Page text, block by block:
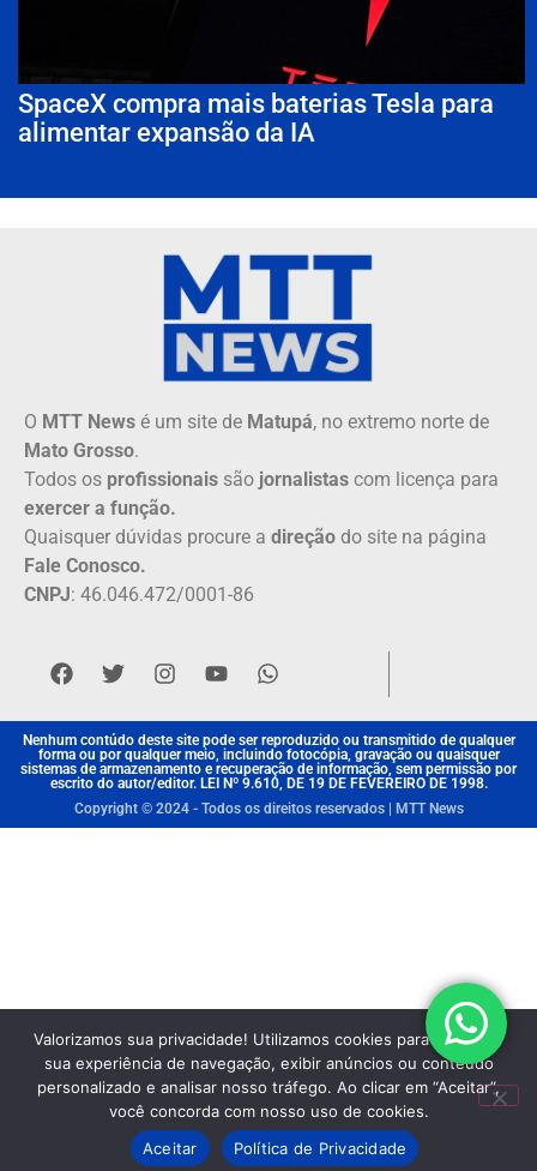
SpaceX compra mais baterias Tesla para
alimentar expansão da IA
O MTT News é um site de Matupá, no extremo norte de
Mato Grosso.
Todos os profissionais são jornalistas com licença para
exercer a função.
Quaisquer dúvidas procure a direção do site na página
Fale Conosco.
CNPJ: 46.046.472/0001-86
Nenhum contúdo deste site pode ser reproduzido ou transmitido de qualquer
forma ou por qualquer meio, incluindo fotocópia, gravação ou quaisquer
sistemas de armazenamento e recuperação de informação, sem permissão por
escrito do autor/editor. LEI Nº 9.610, DE 19 DE FEVEREIRO DE 1998.
Copyright © 2024 - Todos os direitos reservados | MTT News
Valorizamos sua privacidade! Utilizamos cookies para aprimorar
sua experiência de navegação, exibir anúncios ou conteúdo
personalizado e analisar nosso tráfego. Ao clicar em “Aceitar”,
você concorda com nosso uso de cookies.
Aceitar
Política de Privacidade